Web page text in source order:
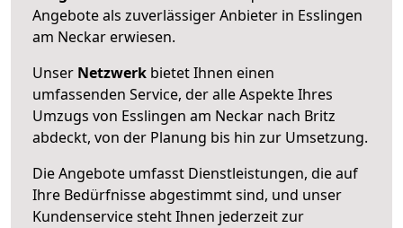
Angebote als zuverlässiger Anbieter in Esslingen
am Neckar erwiesen.
Unser Netzwerk bietet Ihnen einen
umfassenden Service, der alle Aspekte Ihres
Umzugs von Esslingen am Neckar nach Britz
abdeckt, von der Planung bis hin zur Umsetzung.
Die Angebote umfasst Dienstleistungen, die auf
Ihre Bedürfnisse abgestimmt sind, und unser
Kundenservice steht Ihnen jederzeit zur